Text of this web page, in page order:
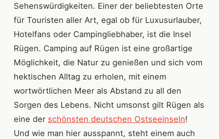
Sehenswürdigkeiten. Einer der beliebtesten Orte
für Touristen aller Art, egal ob für Luxusurlauber,
Hotelfans oder Campingliebhaber, ist die Insel
Rügen. Camping auf Rügen ist eine großartige
Möglichkeit, die Natur zu genießen und sich vom
hektischen Alltag zu erholen, mit einem
wortwörtlichen Meer als Abstand zu all den
Sorgen des Lebens. Nicht umsonst gilt Rügen als
eine der schönsten deutschen Ostseeinseln!
Und wie man hier ausspannt, steht einem auch